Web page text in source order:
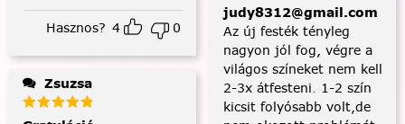
Hasznos? 4 0
Zsuzsa
judy8312@gmail.com
Az új festék tényleg
nagyon jól fog, végre a
világos színeket nem kell
2-3x átfesteni. 1-2 szín
kicsit folyósabb volt,de